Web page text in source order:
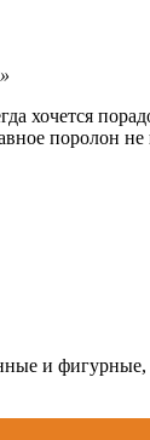
хочется
поролон
и